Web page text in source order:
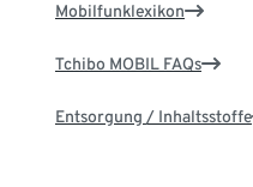
Mobilfunklexikon
Tchibo MOBIL FAQs
Entsorgung / Inhaltsstoffe